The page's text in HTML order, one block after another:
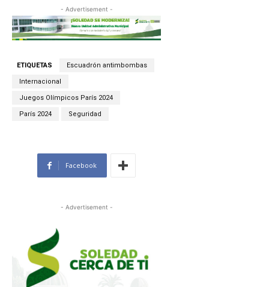
- Advertisement -
ETIQUETAS Escuadrón antimbombas
Internacional
Juegos Olímpicos París 2024
París 2024 Seguridad
Facebook
- Advertisement -